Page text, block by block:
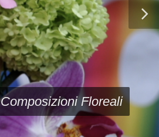
Composizioni Floreali
Bouquet
Festa della Mamma